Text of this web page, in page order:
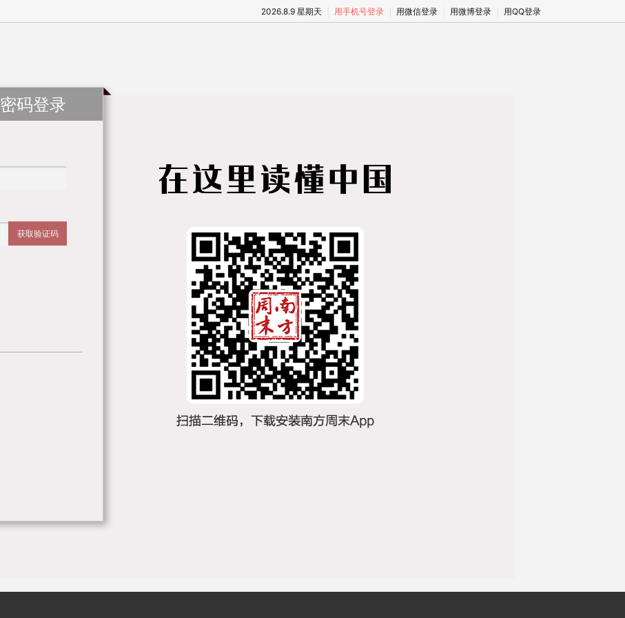
2026.8.9 星期天 用手机号登录 用微信登录 用微博登录 用QQ登录
密码登录
获取验证码